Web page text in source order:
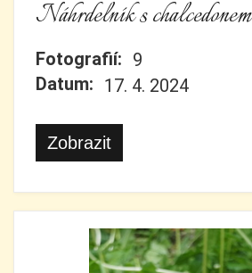
Náhrdelník s chalcedonem
Fotografií: 9
Datum: 17. 4. 2024
Zobrazit